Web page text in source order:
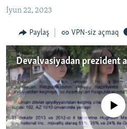
QANUNI DOĞRU
ARAŞDIRMA
MULTIMEDIA
VIDEO
FOTOQALEREYA
İNFOQRAFIKA
KARIKATURA
RADIO ARXIV
OXU ZALI
AZƏRBAYCAN ƏDƏBIYYATI KITABXANASI
İSLAM VƏ DEMOKRATIYA
HAQQIMIZDA
MISSIYAMIZ
PEŞƏ ETIKASI VƏ JURNALISTIKA
BIZI IZLƏ
İyun 22, 2023
Paylaş VPN-siz açmaq
No media source